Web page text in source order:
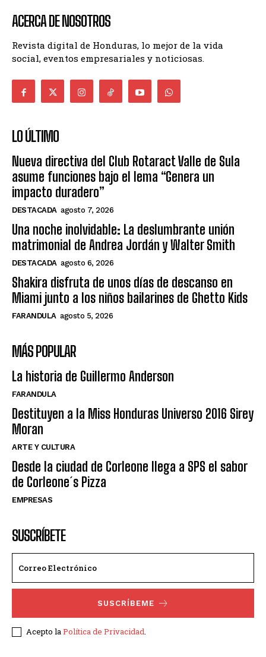
ACERCA DE NOSOTROS
Revista digital de Honduras, lo mejor de la vida
social, eventos empresariales y noticiosas.
LO ÚLTIMO
Nueva directiva del Club Rotaract Valle de Sula
asume funciones bajo el lema “Genera un
impacto duradero”
DESTACADA agosto 7, 2026
Una noche inolvidable: La deslumbrante unión
matrimonial de Andrea Jordán y Walter Smith
DESTACADA agosto 6, 2026
Shakira disfruta de unos días de descanso en
Miami junto a los niños bailarines de Ghetto Kids
FARANDULA agosto 5, 2026
MÁS POPULAR
La historia de Guillermo Anderson
FARANDULA
Destituyen a la Miss Honduras Universo 2016 Sirey
Moran
ARTE Y CULTURA
Desde la ciudad de Corleone llega a SPS el sabor
de Corleone´s Pizza
EMPRESAS
SUSCRÍBETE
SUSCRÍBEME
Acepto laPolítica de Privacidad.